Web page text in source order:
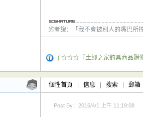
劣者說：「我不會被別人的嘴巴所
( ☆☆☆『土鯽之家釣具商品
個性首頁 信息 搜索 郵箱
Post By：2016/4/1 上午 11:19:08